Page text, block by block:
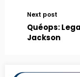
Next post
Quéops:
Jackson